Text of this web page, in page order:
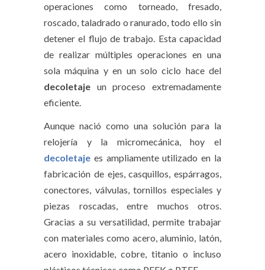
operaciones como torneado, fresado,
roscado, taladrado o ranurado, todo ello sin
detener el flujo de trabajo. Esta capacidad
de realizar múltiples operaciones en una
sola máquina y en un solo ciclo hace del
decoletaje un proceso extremadamente
eficiente.
Aunque nació como una solución para la
relojería y la micromecánica, hoy el
decoletaje es ampliamente utilizado en la
fabricación de ejes, casquillos, espárragos,
conectores, válvulas, tornillos especiales y
piezas roscadas, entre muchos otros.
Gracias a su versatilidad, permite trabajar
con materiales como acero, aluminio, latón,
acero inoxidable, cobre, titanio o incluso